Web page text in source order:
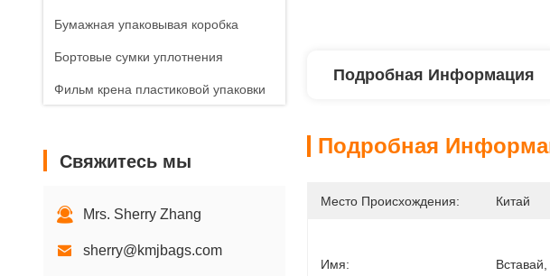
Бумажная упаковывая коробка
Бортовые сумки уплотнения
Фильм крена пластиковой упаковки
Свяжитесь мы
Mrs. Sherry Zhang
sherry@kmjbags.com
Подробная Информация
Подробная
Место Происхождения: Китай
Имя: Вставай,